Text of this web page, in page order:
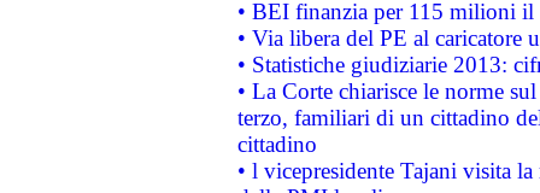
• BEI finanzia per 115 milioni
• Via libera del PE al caricatore
• Statistiche giudiziarie 2013:
• La Corte chiarisce le norme
terzo, familiari di un cittadino
cittadino
• l vicepresidente Tajani visita